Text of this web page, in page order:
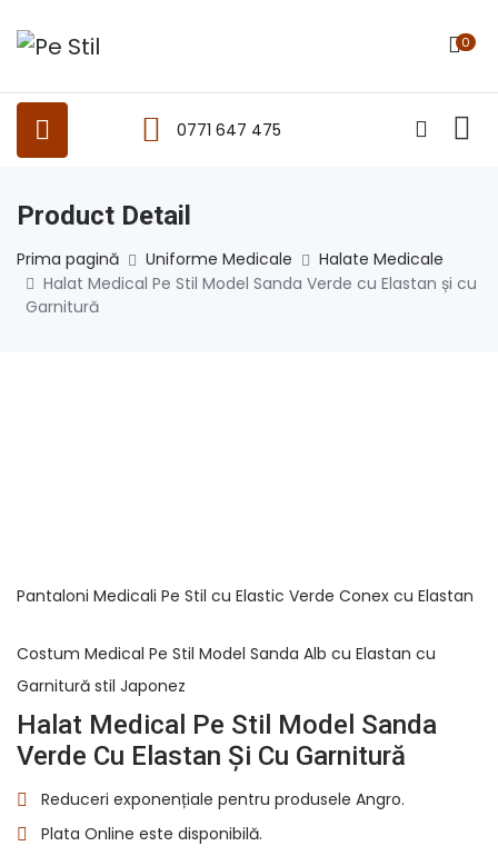
0
0771 647 475
Product Detail
Prima pagină Uniforme Medicale
Halate Medicale
Halat Medical Pe Stil Model Sanda Verde cu Elastan și cu
Garnitură
Pantaloni Medicali Pe Stil cu Elastic Verde Conex cu Elastan
Costum Medical Pe Stil Model Sanda Alb cu Elastan cu
Garnitură stil Japonez
Halat Medical Pe Stil Model Sanda
Verde Cu Elastan Și Cu Garnitură
Reduceri exponențiale pentru produsele Angro.
Plata Online este disponibilă.